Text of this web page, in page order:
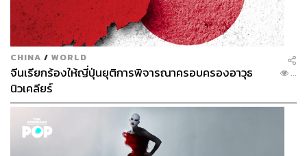
CHINA / WORLD
จีนเรียกร้องให้ญี่ปุ่นยุติการพิจารณาครอบครองอาวุธ
นิวเคลียร์
...